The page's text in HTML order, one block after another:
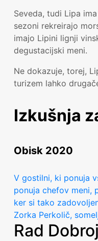
Seveda, tudi Lipa
sezoni rekreirajo
imajo Lipini lignji
degustacijski meni.
Ne dokazuje, torej,
turizem lahko
Izkušnja
Obisk 2020
V gostilni, ki ponuja
ponuja chefov meni,
ker si tako
Zorka Perkolič,
Rad